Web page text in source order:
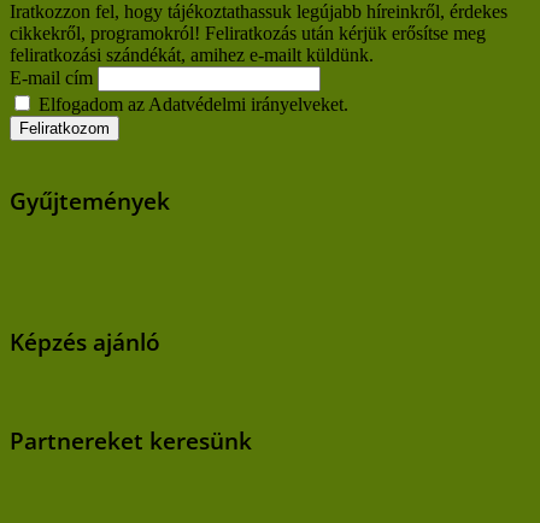
Iratkozzon fel, hogy tájékoztathassuk legújabb híreinkről, érdekes
cikkekről, programokról! Feliratkozás után kérjük erősítse meg
feliratkozási szándékát, amihez e-mailt küldünk.
E-mail cím
Elfogadom az Adatvédelmi irányelveket.
Gyűjtemények
Képzés ajánló
Partnereket keresünk